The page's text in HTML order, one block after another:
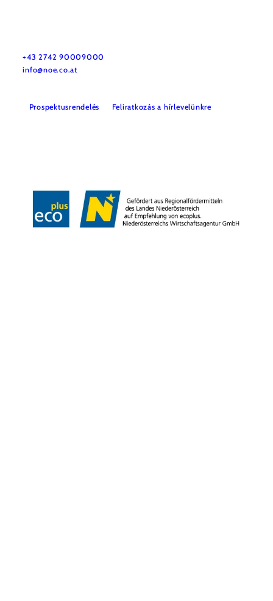
+43 2742 90009000
info@noe.co.at
Prospektusrendelés Feliratkozás a hírlevelünkre